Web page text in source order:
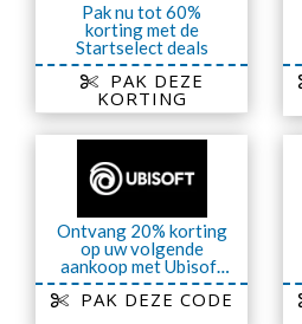
Pak nu tot 60%
korting met de
Startselect deals
PAK DEZE
KORTING
Ontvang 20% ​​korting
op uw volgende
aankoop met Ubisoft
Kortingscode
PAK DEZE CODE